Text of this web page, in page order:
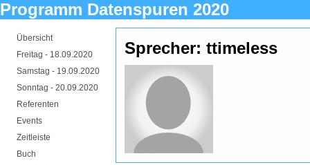
Programm Datenspuren 2020
Übersicht
Freitag - 18.09.2020
Samstag - 19.09.2020
Sonntag - 20.09.2020
Referenten
Events
Zeitleiste
Buch
Sprecher: ttimeless